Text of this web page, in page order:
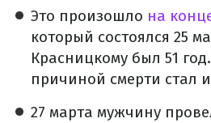
Это произошло на
который состоялся 25
Красницкому был 51
причиной смерти стал
27 марта мужчину